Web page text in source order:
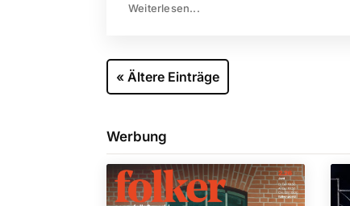
Weiterlesen...
« Ältere Einträge
Werbung